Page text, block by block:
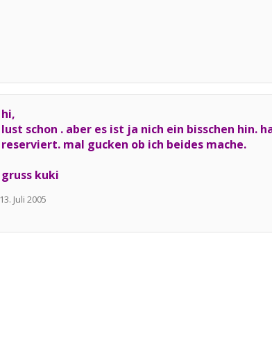
hi,
lust schon . aber es ist ja nich ein bisschen hin.
reserviert. mal gucken ob ich beides mache.
gruss kuki
13. Juli 2005